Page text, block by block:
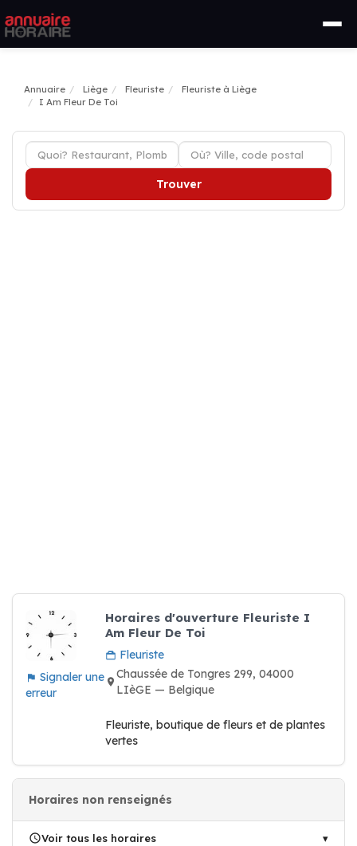
Annuaire Liège Fleuriste
Fleuriste à Liège
I Am Fleur De Toi
Trouver
Signaler une
erreur
Horaires d'ouverture Fleuriste I
Am Fleur De Toi
Fleuriste
Chaussée de Tongres 299, 04000
LIèGE — Belgique
Fleuriste, boutique de fleurs et de plantes
vertes
Horaires non renseignés
Voir tous les horaires